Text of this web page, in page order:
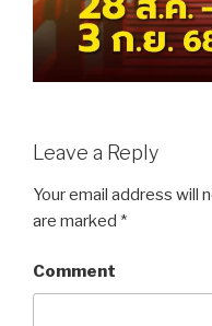
Leave a Reply
Your email address will
are marked *
Comment